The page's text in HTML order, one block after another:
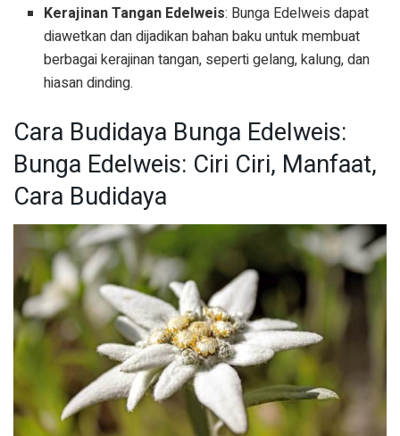
Kerajinan Tangan Edelweis: Bunga Edelweis dapat
diawetkan dan dijadikan bahan baku untuk membuat
berbagai kerajinan tangan, seperti gelang, kalung, dan
hiasan dinding.
Cara Budidaya Bunga Edelweis:
Bunga Edelweis: Ciri Ciri, Manfaat,
Cara Budidaya